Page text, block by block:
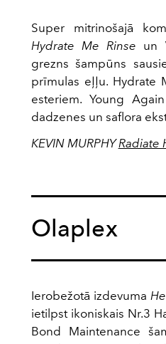
Super mitrinošajā
Hydrate Me Rinse un
grezns šampūns
prīmulas eļļu. Hydrate
esteriem. Young
dadzenes un saflora
KEVIN MURPHYRadiate
Olaplex
Ierobežotā izdevuma
ietilpst ikoniskais Nr.3
Bond Maintenance